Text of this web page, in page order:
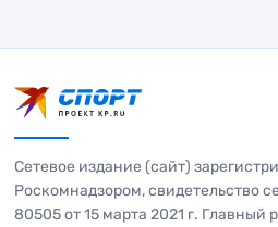
Сетевое издание (сайт)
Роскомнадзором, свидетельство
80505 от 15 марта 2021 г. Главный